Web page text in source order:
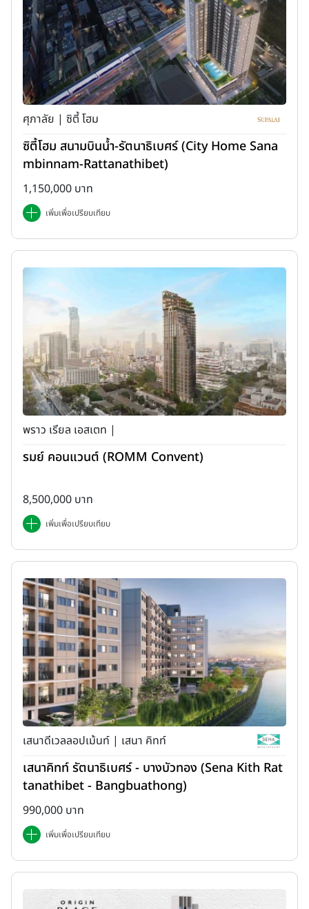
ศุภาลัย | ซิตี้ โฮม
ซิตี้โฮม สนามบินน้ำ-รัตนาธิเบศร์ (City Home Sana
mbinnam-Rattanathibet)
1,150,000 บาท
เพิ่มเพื่อเปรียบเทียบ
พราว เรียล เอสเตท |
รมย์ คอนแวนต์ (ROMM Convent)
8,500,000 บาท
เพิ่มเพื่อเปรียบเทียบ
เสนาดีเวลลอปเม้นท์ | เสนา คิทท์
เสนาคิทท์ รัตนาธิเบศร์ - บางบัวทอง (Sena Kith Rat
tanathibet - Bangbuathong)
990,000 บาท
เพิ่มเพื่อเปรียบเทียบ